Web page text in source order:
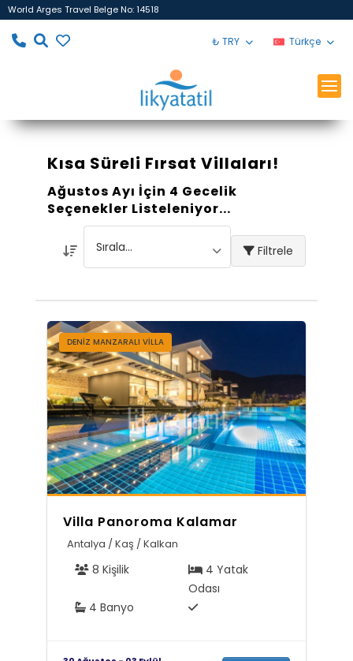
World Arges Travel Belge No: 14518
₺ TRY Türkçe
Kısa Süreli Fırsat Villaları!
Ağustos Ayı İçin 4 Gecelik
Seçenekler Listeleniyor...
Filtrele
DENIZ MANZARALI VILLA
Villa Panoroma Kalamar
Antalya / Kaş / Kalkan
8 Kişilik
4 Yatak
Odası
4 Banyo